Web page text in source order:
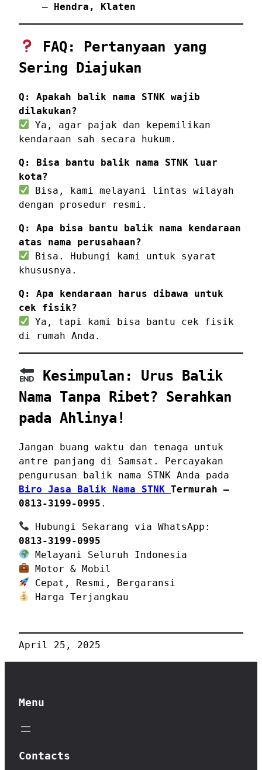
— Hendra, Klaten
FAQ: Pertanyaan yang
Sering Diajukan
Q: Apakah balik nama STNK wajib
dilakukan?
Ya, agar pajak dan kepemilikan
kendaraan sah secara hukum.
Q: Bisa bantu balik nama STNK luar
kota?
Bisa, kami melayani lintas wilayah
dengan prosedur resmi.
Q: Apa bisa bantu balik nama kendaraan
atas nama perusahaan?
Bisa. Hubungi kami untuk syarat
khususnya.
Q: Apa kendaraan harus dibawa untuk
cek fisik?
Ya, tapi kami bisa bantu cek fisik
di rumah Anda.
Kesimpulan: Urus Balik
Nama Tanpa Ribet? Serahkan
pada Ahlinya!
Jangan buang waktu dan tenaga untuk
antre panjang di Samsat. Percayakan
pengurusan balik nama STNK Anda pada
Biro Jasa Balik Nama STNK Termurah –
0813-3199-0995 .
Hubungi Sekarang via WhatsApp:
0813-3199-0995
Melayani Seluruh Indonesia
Motor & Mobil
Cepat, Resmi, Bergaransi
Harga Terjangkau
April 25, 2025
Menu
Contacts